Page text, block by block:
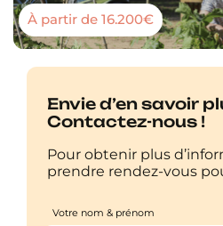
À partir de 16.200€
Envie d’en savoir
Contactez-nous !
Pour obtenir plus
prendre rendez-vous
Votre nom & prénom